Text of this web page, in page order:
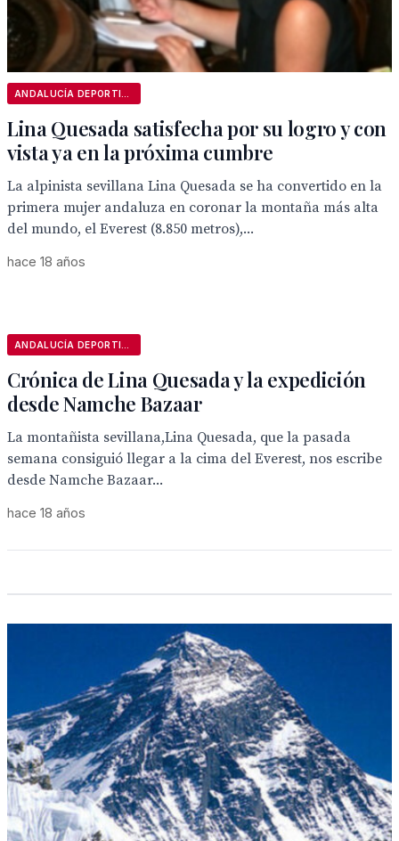
Lina Quesada satisfecha por su logro y con
vista ya en la próxima cumbre
La alpinista sevillana Lina Quesada se ha convertido en la
primera mujer andaluza en coronar la montaña más alta
del mundo, el Everest (8.850 metros),...
hace 18 años
Crónica de Lina Quesada y la expedición
desde Namche Bazaar
La montañista sevillana,Lina Quesada, que la pasada
semana consiguió llegar a la cima del Everest, nos escribe
desde Namche Bazaar...
hace 18 años